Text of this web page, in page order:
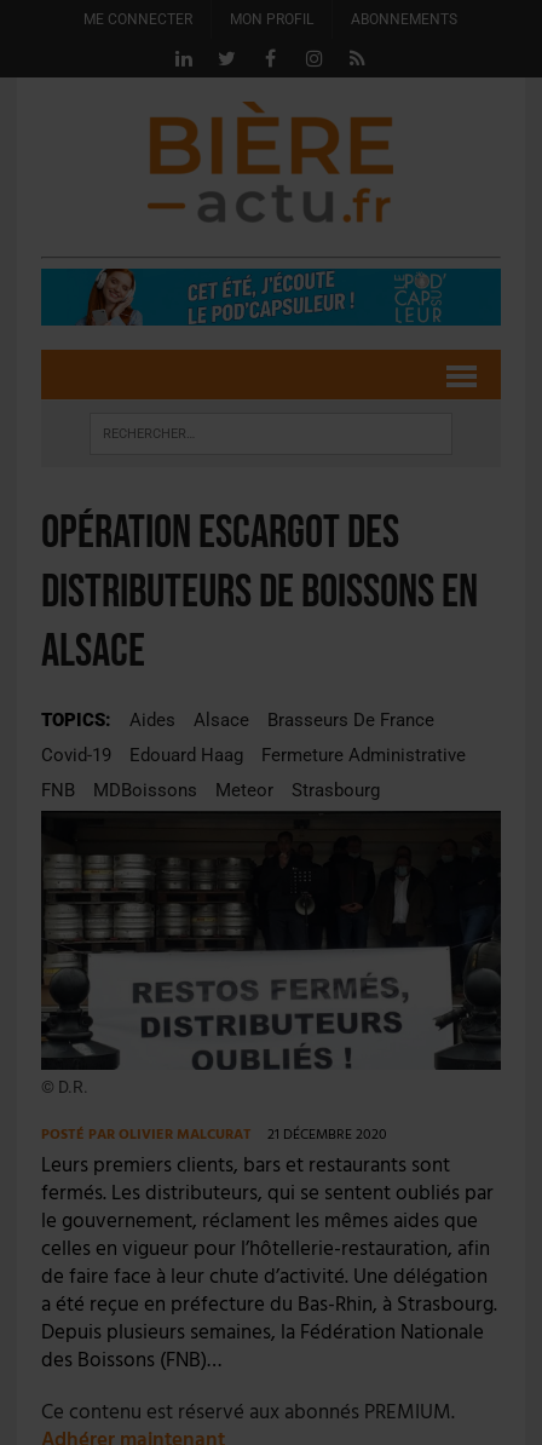
ME CONNECTER MON PROFIL ABONNEMENTS
Opération escargot des
distributeurs de boissons en
Alsace
TOPICS: Aides Alsace
Brasseurs De France
Covid-19
Edouard Haag
Fermeture Administrative
FNB
MDBoissons Meteor Strasbourg
© D.R.
POSTÉ PAROLIVIER MALCURAT 21 DÉCEMBRE 2020
Leurs premiers clients, bars et restaurants sont
fermés. Les distributeurs, qui se sentent oubliés par
le gouvernement, réclament les mêmes aides que
celles en vigueur pour l’hôtellerie-restauration, afin
de faire face à leur chute d’activité. Une délégation
a été reçue en préfecture du Bas-Rhin, à Strasbourg.
Depuis plusieurs semaines, la Fédération Nationale
des Boissons (FNB)…
Ce contenu est réservé aux abonnés PREMIUM.